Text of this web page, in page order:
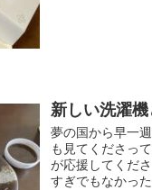
新しい洗濯機
夢の国から早一
も見てくださっ
が応援してくだ
すぎでもなかっ